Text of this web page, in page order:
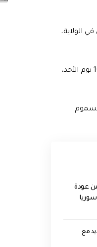
الولاية،
وذكر المكتب أنه أحصى أكثر من 30 ظرفا، حتى وقت متأخر من بعد ظهر يوم الجمعة، ليرتفع العدد إلى 100 يوم الأحد،
عودة
مع